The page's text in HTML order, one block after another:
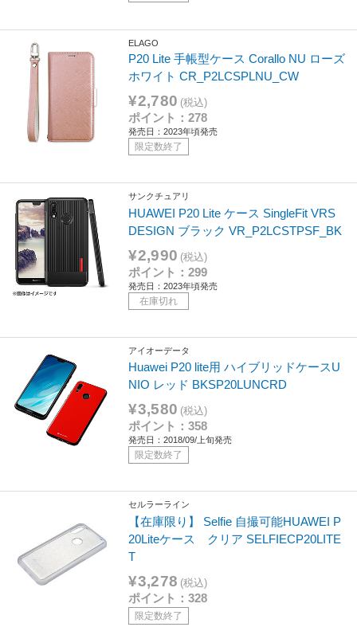
ELAGO
P20 Lite 手帳型ケース Corallo NU ローズ
ホワイト CR_P2LCSPLNU_CW
¥2,780 (税込)
ポイント：278
発売日：2023年頃発売
限定数終了
サンクチュアリ
HUAWEI P20 Lite ケース SingleFit VRS
DESIGN ブラック VR_P2LCSTPSF_BK
¥2,990 (税込)
ポイント：299
発売日：2023年頃発売
在庫切れ
アイオーデータ
Huawei P20 lite用 ハイブリッドケースU
NIO レッド BKSP20LUNCRD
¥3,580 (税込)
ポイント：358
発売日：2018/09/上旬発売
限定数終了
セルラーライン
【在庫限り】 Selfie 自撮可能HUAWEI P
20Liteケース クリア SELFIECP20LITE
T
¥3,278 (税込)
ポイント：328
限定数終了